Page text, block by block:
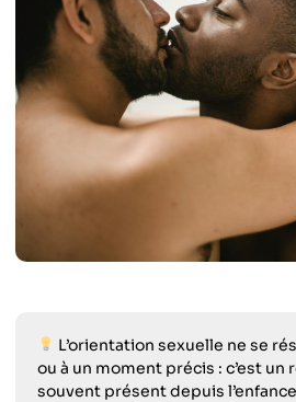
L’orientation sexuelle ne se
ou à un moment précis : c’est
souvent présent depuis